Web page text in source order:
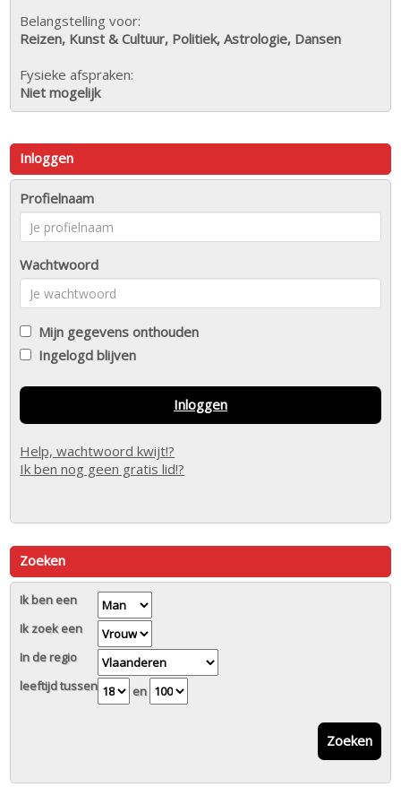
Belangstelling voor:
Reizen, Kunst & Cultuur, Politiek, Astrologie, Dansen
Fysieke afspraken:
Niet mogelijk
Inloggen
Profielnaam
Wachtwoord
Mijn gegevens onthouden
Ingelogd blijven
Inloggen
Help, wachtwoord kwijt!?
Ik ben nog geen gratis lid!?
Zoeken
Ik ben een
Ik zoek een
In de regio
leeftijd tussen
en
Zoeken